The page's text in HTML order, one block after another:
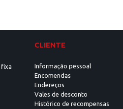
fixa
CLIENTE
Informação pessoal
Encomendas
Endereços
Vales de desconto
Histórico de recompensas